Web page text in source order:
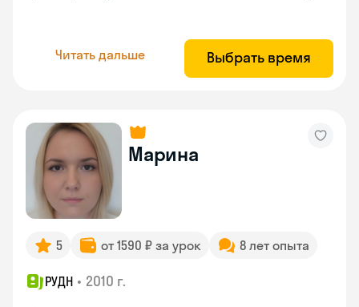
Читать дальше Выбрать время
Марина
5 от 1590 ₽ за урок 8 лет опыта
РУДН • 2010 г.